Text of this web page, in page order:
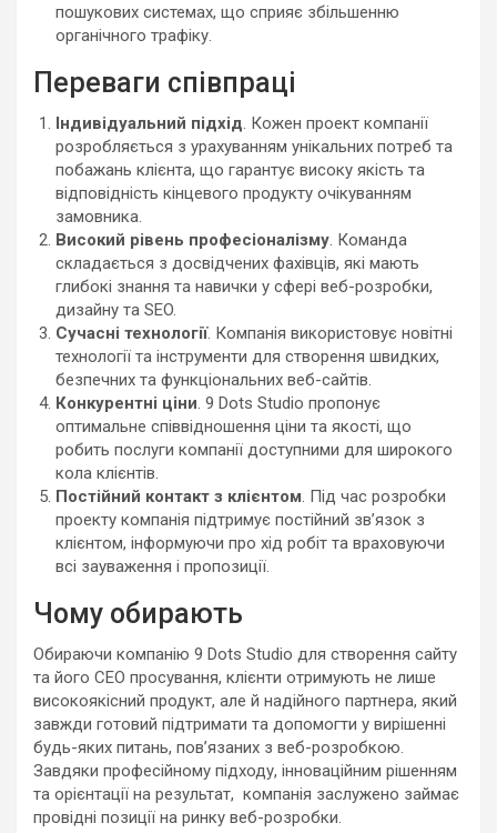
пошукових системах, що сприяє збільшенню
органічного трафіку.
Переваги співпраці
Індивідуальний підхід. Кожен проект компанії
розробляється з урахуванням унікальних потреб та
побажань клієнта, що гарантує високу якість та
відповідність кінцевого продукту очікуванням
замовника.
Високий рівень професіоналізму. Команда
складається з досвідчених фахівців, які мають
глибокі знання та навички у сфері веб-розробки,
дизайну та SEO.
Сучасні технології. Компанія використовує новітні
технології та інструменти для створення швидких,
безпечних та функціональних веб-сайтів.
Конкурентні ціни. 9 Dots Studio пропонує
оптимальне співвідношення ціни та якості, що
робить послуги компанії доступними для широкого
кола клієнтів.
Постійний контакт з клієнтом. Під час розробки
проекту компанія підтримує постійний зв’язок з
клієнтом, інформуючи про хід робіт та враховуючи
всі зауваження і пропозиції.
Чому обирають
Обираючи компанію 9 Dots Studio для створення сайту
та його СЕО просування, клієнти отримують не лише
високоякісний продукт, але й надійного партнера, який
завжди готовий підтримати та допомогти у вирішенні
будь-яких питань, пов’язаних з веб-розробкою.
Завдяки професійному підходу, інноваційним рішенням
та орієнтації на результат, компанія заслужено займає
провідні позиції на ринку веб-розробки.